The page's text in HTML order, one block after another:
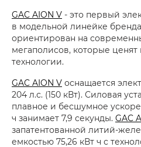
GAC AION V - это первый
в модельной линейке
ориентирован на
мегаполисов, которые
технологии.
GAC AION V оснащается
204 л.с. (150 кВт). Силовая
плавное и бесшумное
ч занимает 7,9 секунды. GAC
запатентованной литий-
емкостью 75,26 кВт ч с